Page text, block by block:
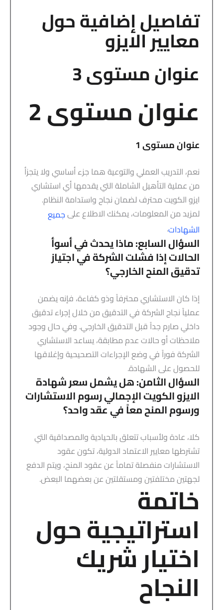
تفاصيل إضافية حول
معايير الايزو
عنوان مستوى 3
عنوان مستوى 2
عنوان مستوى 1
نعم، التدريب العملي والتوعية هما جزء أساسي ولا يتجزأ
من عملية التأهيل الشاملة التي يقدمها أي استشاري
ايزو الكويت محترف لضمان نجاح واستدامة النظام.
لمزيد من المعلومات، يمكنك الاطلاع علىجميع
الشهادات.
السؤال السابع: ماذا يحدث في أسوأ
الحالات إذا فشلت الشركة في اجتياز
تدقيق المنح الخارجي؟
إذا كان الاستشاري محترفاً وذو كفاءة، فإنه يضمن
عملياً نجاح الشركة في التدقيق من خلال إجراء تدقيق
داخلي صارم جداً قبل التدقيق الخارجي. وفي حال وجود
ملاحظات أو حالات عدم مطابقة، يساعد الاستشاري
الشركة فوراً في وضع الإجراءات التصحيحية وإغلاقها
للحصول على الشهادة.
السؤال الثامن: هل يشمل سعر شهادة
الايزو الكويت الإجمالي رسوم الاستشارات
ورسوم المنح معاً في عقد واحد؟
كلا، عادة ولأسباب تتعلق بالحيادية والمصداقية التي
تشترطها معايير الاعتماد الدولية، تكون عقود
الاستشارات منفصلة تماماً عن عقود المنح، ويتم الدفع
لجهتين مختلفتين ومستقلتين عن بعضهما البعض.
خاتمة
استراتيجية حول
اختيار شريك
النجاح